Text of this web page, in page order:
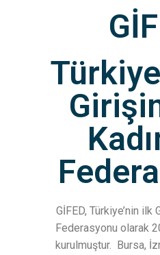
GİFED, Türkiye’nin ilk
Federasyonu olarak
kurulmuştur. Bursa,